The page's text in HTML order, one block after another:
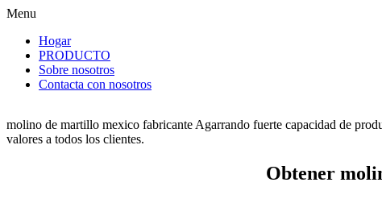
Menu
Hogar
PRODUCTO
Sobre nosotros
Contacta con nosotros
molino de martillo mexico fabricante Agarrando fuerte capacidad de
valores a todos los clientes.
Obtener